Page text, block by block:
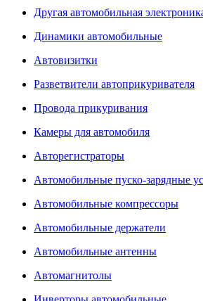
Другая автомобильная
Динамики автомобильные
Автовизитки
Разветвители автоприкуривателя
Провода прикуривания
Камеры для автомобиля
Авторегистраторы
Автомобильные пуско-зарядные
Автомобильные компрессоры
Автомобильные держатели
Автомобильные антенны
Автомагнитолы